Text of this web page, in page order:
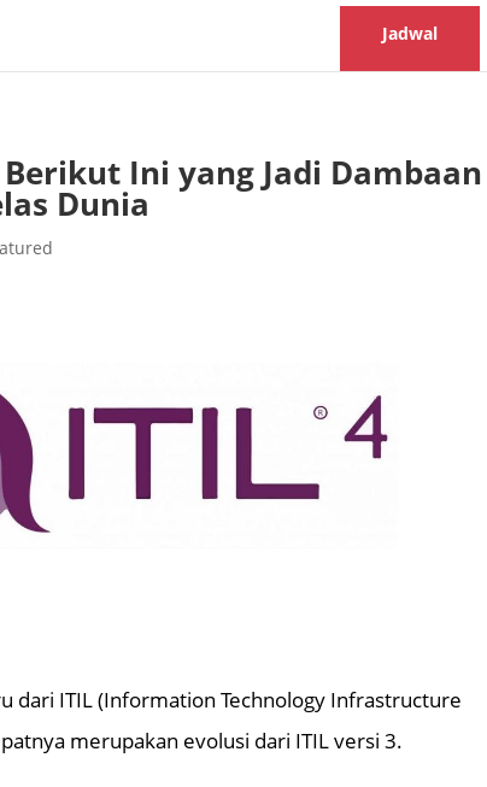
Jadwal
Ini yang Jadi Dambaan
Dunia
dari ITIL (Information Technology Infrastructure
merupakan evolusi dari ITIL versi 3.